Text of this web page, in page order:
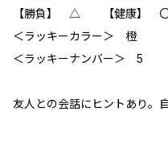
【勝負】 △ 【健康】
＜ラッキーカラー＞ 橙
＜ラッキーナンバー＞ 5
友人との会話にヒントあり。